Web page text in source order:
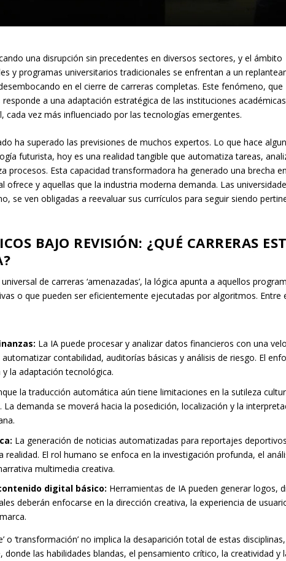
una disrupción sin precedentes en diversos sectores, y el ámbito
y programas universitarios tradicionales se enfrentan a un
en el cierre de carreras completas. Este fenómeno, que
a una adaptación estratégica de las instituciones
cada vez más influenciado por las tecnologías emergentes.
ha superado las previsiones de muchos expertos. Lo que hace
futurista, hoy es una realidad tangible que automatiza tareas,
procesos. Esta capacidad transformadora ha generado una brecha
ofrece y aquellas que la industria moderna demanda. Las
se ven obligadas a reevaluar sus currículos para seguir siendo
BAJO REVISIÓN: ¿QUÉ CARRERAS
de carreras ‘amenazadas’, la lógica apunta a aquellos
o que pueden ser eficientemente ejecutadas por algoritmos. Entre
La IA puede procesar y analizar datos financieros con una
contabilidad, auditorías básicas y análisis de riesgo. El
la adaptación tecnológica.
la traducción automática aún tiene limitaciones en la sutileza
demanda se moverá hacia la posedición, localización y la
La generación de noticias automatizadas para reportajes
El rol humano se enfoca en la investigación profunda, el
multimedia creativa.
digital básico: Herramientas de IA pueden generar logos,
deberán enfocarse en la dirección creativa, la experiencia de
o ‘transformación’ no implica la desaparición total de estas
las habilidades blandas, el pensamiento crítico, la creatividad y